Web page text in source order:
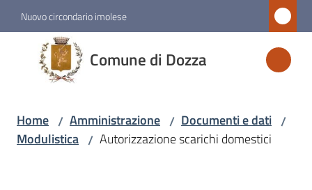
Vai al contenuto
Vai alla navigazione
Vai al footer
Nuovo circondario imolese
Comune di Dozza
Comune
di
Dozza
Amministrazione
Home / Amministrazione / Documenti e dati /
Modulistica / Autorizzazione scarichi domestici